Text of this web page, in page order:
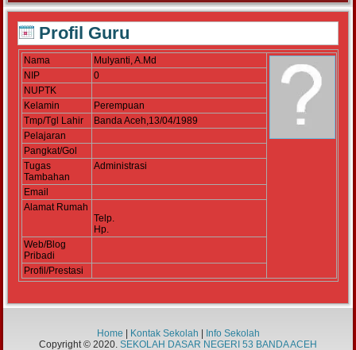
Profil Guru
Nama
Mulyanti, A.Md
NIP
0
NUPTK
Kelamin
Perempuan
Tmp/Tgl Lahir
Banda Aceh,13/04/1989
Pelajaran
Pangkat/Gol
Tugas
Tambahan
Administrasi
Email
Alamat Rumah
Telp.
Hp.
Web/Blog
Pribadi
Profil/Prestasi
Home Kontak Sekolah
Info Sekolah
Copyright © 2020. SEKOLAH DASAR NEGERI 53 BANDA ACEH